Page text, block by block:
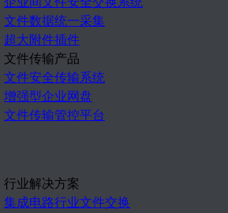
文件数据统一采集
超大附件插件
文件传输产品
文件安全传输系统
增强型企业网盘
文件传输管控平台
行业解决方案
集成电路行业文件交换